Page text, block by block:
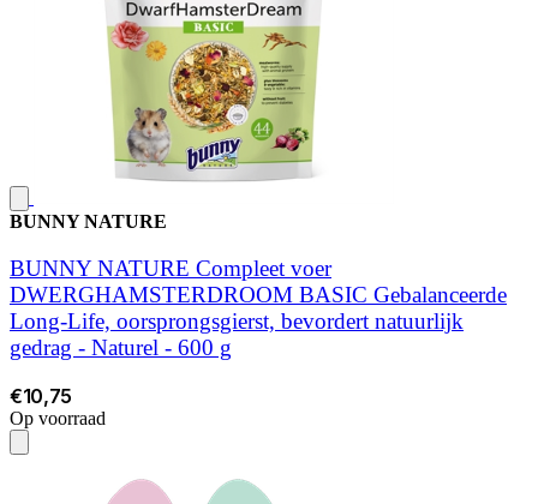
BUNNY NATURE
BUNNY NATURE Compleet voer
DWERGHAMSTERDROOM BASIC Gebalanceerde
Long-Life, oorsprongsgierst, bevordert natuurlijk
gedrag - Naturel - 600 g
€10,75
Op voorraad